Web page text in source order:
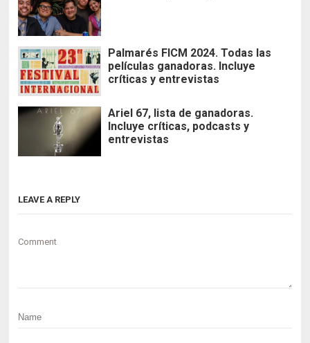
Palmarés FICM 2024. Todas las
películas ganadoras. Incluye
críticas y entrevistas
Ariel 67, lista de ganadoras.
Incluye críticas, podcasts y
entrevistas
LEAVE A REPLY
Comment